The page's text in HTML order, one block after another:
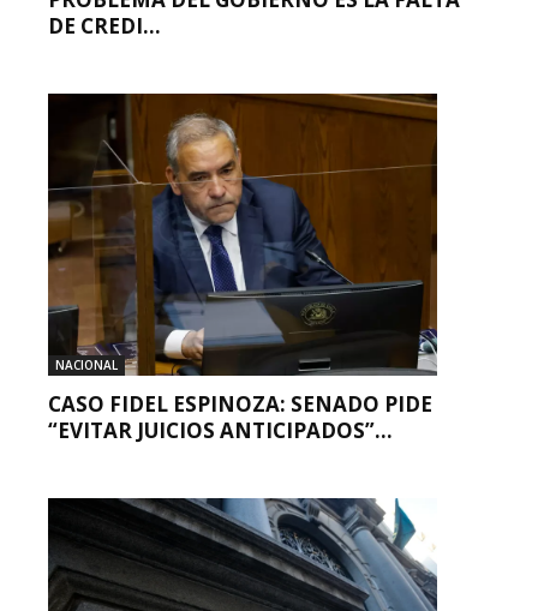
DE CREDI...
NACIONAL
CASO FIDEL ESPINOZA: SENADO PIDE
“EVITAR JUICIOS ANTICIPADOS”...